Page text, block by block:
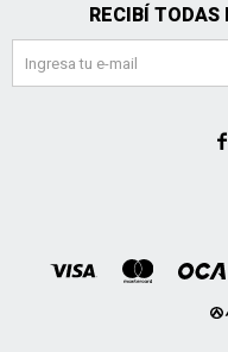
RECIBÍ TODAS
